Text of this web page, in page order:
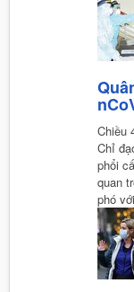
Chiều
Chỉ
phổi
quan
phó